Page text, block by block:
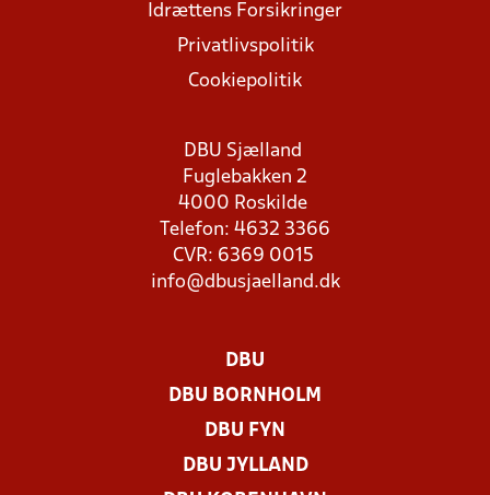
Idrættens Forsikringer
Privatlivspolitik
Cookiepolitik
DBU Sjælland
Fuglebakken 2
4000 Roskilde
Telefon: 4632 3366
CVR: 6369 0015
info@dbusjaelland.dk
DBU
DBU BORNHOLM
DBU FYN
DBU JYLLAND